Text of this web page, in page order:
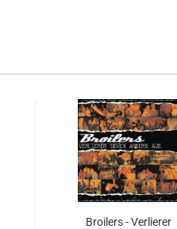
Broilers - Verlierer